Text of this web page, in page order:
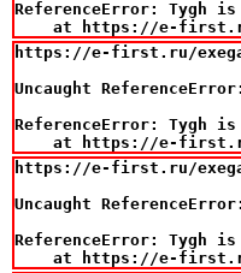
ReferenceError: Tygh
at https://e-
https://e-first.ru/
Uncaught
ReferenceError: Tygh
at https://e-
https://e-first.ru/
Uncaught
ReferenceError: Tygh
at https://e-